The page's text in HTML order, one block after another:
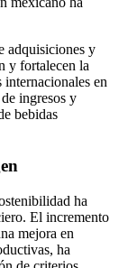
adquisiciones y
y fortalecen la
internacionales en
ingresos y
bebidas
ha
El incremento
mejora en
ha